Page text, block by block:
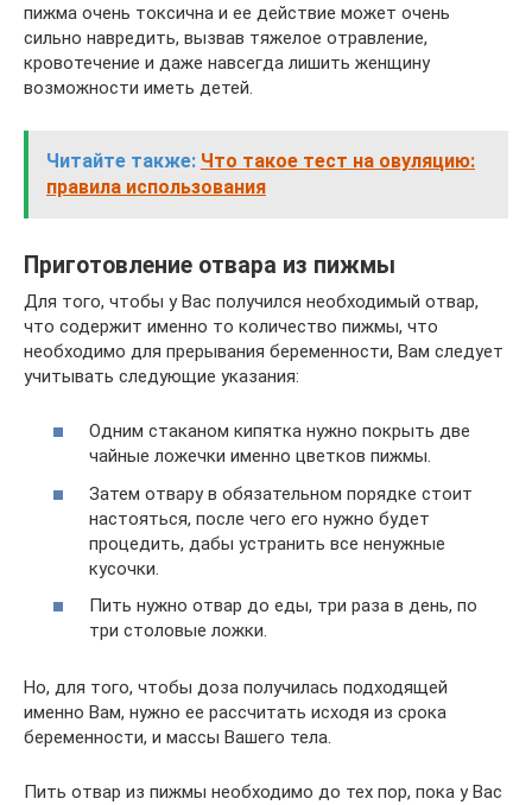
пижма очень токсична и ее действие может очень
сильно навредить, вызвав тяжелое отравление,
кровотечение и даже навсегда лишить женщину
возможности иметь детей.
Читайте также: Что такое тест на овуляцию:
правила использования
Приготовление отвара из пижмы
Для того, чтобы у Вас получился необходимый отвар,
что содержит именно то количество пижмы, что
необходимо для прерывания беременности, Вам следует
учитывать следующие указания:
Одним стаканом кипятка нужно покрыть две
чайные ложечки именно цветков пижмы.
Затем отвару в обязательном порядке стоит
настояться, после чего его нужно будет
процедить, дабы устранить все ненужные
кусочки.
Пить нужно отвар до еды, три раза в день, по
три столовые ложки.
Но, для того, чтобы доза получилась подходящей
именно Вам, нужно ее рассчитать исходя из срока
беременности, и массы Вашего тела.
Пить отвар из пижмы необходимо до тех пор, пока у Вас